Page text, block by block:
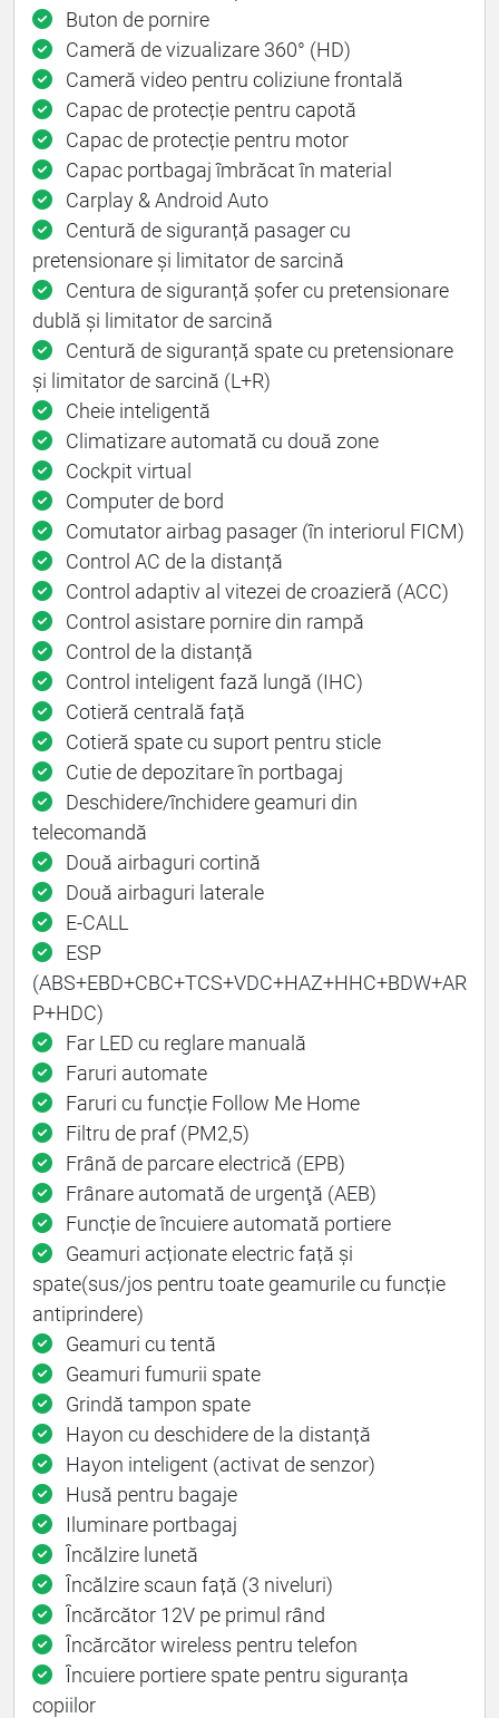
Buton de pornire
Cameră de vizualizare 360° (HD)
Cameră video pentru coliziune frontală
Capac de protecție pentru capotă
Capac de protecție pentru motor
Capac portbagaj îmbrăcat în material
Carplay & Android Auto
Centură de siguranță pasager cu
pretensionare și limitator de sarcină
Centura de siguranță șofer cu pretensionare
dublă și limitator de sarcină
Centură de siguranță spate cu pretensionare
și limitator de sarcină (L+R)
Cheie inteligentă
Climatizare automată cu două zone
Cockpit virtual
Computer de bord
Comutator airbag pasager (în interiorul FICM)
Control AC de la distanță
Control adaptiv al vitezei de croazieră (ACC)
Control asistare pornire din rampă
Control de la distanță
Control inteligent fază lungă (IHC)
Cotieră centrală față
Cotieră spate cu suport pentru sticle
Cutie de depozitare în portbagaj
Deschidere/închidere geamuri din
telecomandă
Două airbaguri cortină
Două airbaguri laterale
E-CALL
ESP
(ABS+EBD+CBC+TCS+VDC+HAZ+HHC+BDW+AR
P+HDC)
Far LED cu reglare manuală
Faruri automate
Faruri cu funcție Follow Me Home
Filtru de praf (PM2,5)
Frână de parcare electrică (EPB)
Frânare automată de urgenţă (AEB)
Funcție de încuiere automată portiere
Geamuri acționate electric față și
spate(sus/jos pentru toate geamurile cu funcție
antiprindere)
Geamuri cu tentă
Geamuri fumurii spate
Grindă tampon spate
Hayon cu deschidere de la distanță
Hayon inteligent (activat de senzor)
Husă pentru bagaje
Iluminare portbagaj
Încălzire lunetă
Încălzire scaun față (3 niveluri)
Încărcător 12V pe primul rând
Încărcător wireless pentru telefon
Încuiere portiere spate pentru siguranța
copiilor